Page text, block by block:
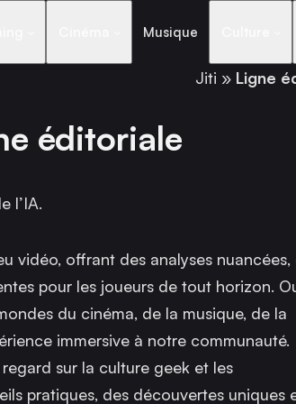
Musique
Jiti » Ligne
éditoriale
l’IA.
vidéo, offrant des analyses nuancées,
pour les joueurs de tout horizon.
du cinéma, de la musique, de la
immersive à notre communauté.
sur la culture geek et les
pratiques, des découvertes uniques